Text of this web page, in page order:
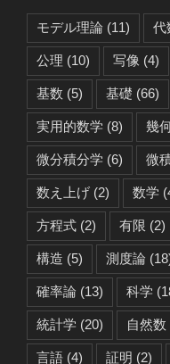
モデル理論 (11) 代
公理 (10) 写像 (4)
基数 (5) 基礎 (66)
実用的数学 (8) 幾
微分積分学 (6) 微
数え上げ (2) 数学
方程式 (2) 有限 (2)
構造 (5) 測度論
確率論 (13) 科学
統計学 (20) 自然数
言語 (4) 証明 (2)